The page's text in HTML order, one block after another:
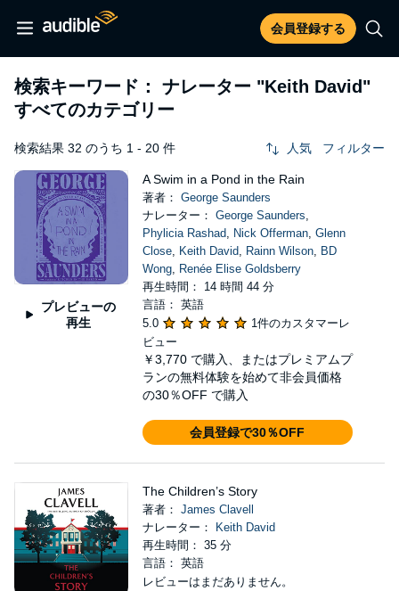
会員登録する
検索キーワード： ナレーター "Keith David"
すべてのカテゴリー
検索結果 32 のうち 1 - 20 件 人気 フィルター
プレビューの
再生
A Swim in a Pond in the Rain
著者： George Saunders
ナレーター： George Saunders,
Phylicia Rashad, Nick Offerman, Glenn
Close, Keith David, Rainn Wilson, BD
Wong, Renée Elise Goldsberry
再生時間： 14 時間 44 分
言語： 英語
5.0
1件のカスタマーレ
ビュー
￥3,770 で購入、またはプレミアムプ
ランの無料体験を始めて非会員価格
の30％OFF で購入
会員登録で30％OFF
The Children’s Story
著者： James Clavell
ナレーター：
Keith David
再生時間： 35 分
言語： 英語
レビューはまだありません。